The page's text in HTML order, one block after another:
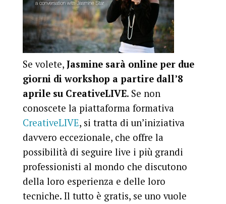
Se volete, Jasmine sarà online per due
giorni di workshop a partiredall’8
aprile su CreativeLIVE. Se non
conoscete la piattaforma formativa
CreativeLIVE, si tratta di un’iniziativa
davvero eccezionale, che offre la
possibilità di seguire live i più grandi
professionisti al mondo che discutono
della loro esperienza e delle loro
tecniche. Il tutto è gratis, se uno vuole